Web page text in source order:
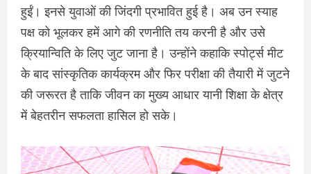
हुईं। इनसे युवाओं की जिंदगी प्रभावित हुई है। अब उन स्याह
पक्ष को भूलकर हमें आगे की रणनीति तय करनी है और उसे
क्रियान्विति के लिए जुट जाना है। उन्होंने कहाकि स्पोर्ट्स मीट
के बाद सांस्कृतिक कार्यक्रम और फिर परीक्षा की तैयारी में जुटने
की जरूरत है ताकि जीवन का मुख्य आधार यानी शिक्षा के क्षेत्र
में बेहतरीन सफलता हासिल हो सके।